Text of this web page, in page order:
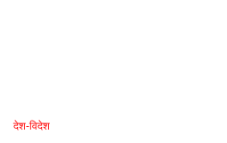
देश-विदेश